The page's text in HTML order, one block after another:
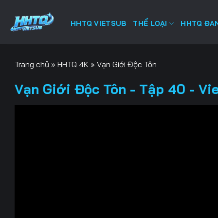
HHTQ VIETSUB THỂ LOẠI HHTQ
Trang chủ » HHTQ 4K » Vạn Giới Độc Tôn
Vạn Giới Độc Tôn - Tập 40 -